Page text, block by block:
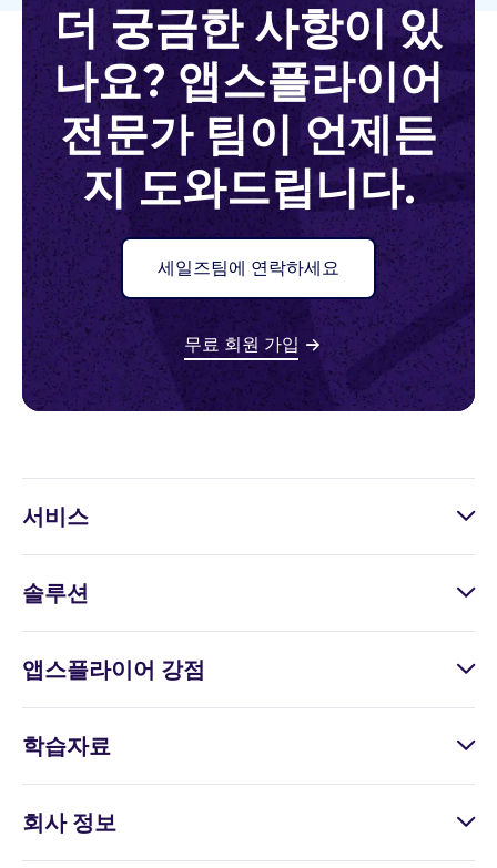
더 궁금한 사항이 있
나요? 앱스플라이어
전문가 팀이 언제든
지 도와드립니다.
세일즈팀에 연락하세요
무료 회원 가입
서비스
솔루션
앱스플라이어 강점
학습자료
회사 정보